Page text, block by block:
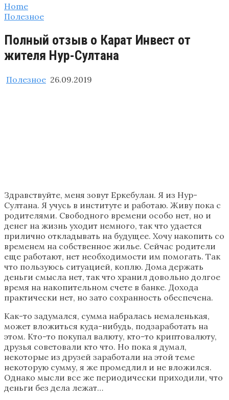
Home
Полезное
Полный отзыв о Карат Инвест от
жителя Нур-Султана
Полезное 26.09.2019
Здравствуйте, меня зовут Еркебулан. Я из Нур-
Султана. Я учусь в институте и работаю. Живу пока с
родителями. Свободного времени особо нет, но и
денег на жизнь уходит немного, так что удается
прилично откладывать на будущее. Хочу накопить со
временем на собственное жилье. Сейчас родители
еще работают, нет необходимости им помогать. Так
что пользуюсь ситуацией, коплю. Дома держать
деньги смысла нет, так что хранил довольно долгое
время на накопительном счете в банке. Дохода
практически нет, но зато сохранность обеспечена.
Как-то задумался, сумма набралась немаленькая,
может вложиться куда-нибудь, подзаработать на
этом. Кто-то покупал валюту, кто-то криптовалюту,
друзья советовали кто что. Но пока я думал,
некоторые из друзей заработали на этой теме
некоторую сумму, я же промедлил и не вложился.
Однако мысли все же периодически приходили, что
деньги без дела лежат…